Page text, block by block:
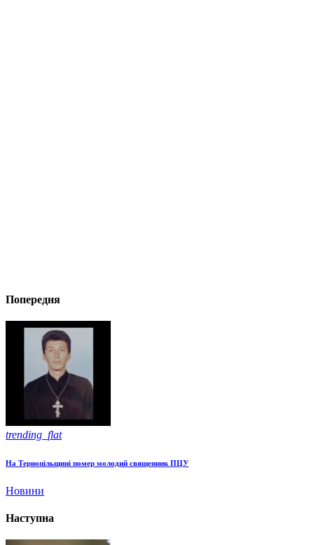
Попередня
trending_flat
На Тернопільщині помер молодий священник ПЦУ
Новини
Наступна